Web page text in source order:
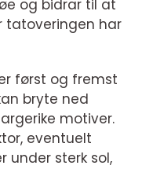
og bidrar til at
tatoveringen har
først og fremst
bryte ned
motiver.
eventuelt
under sterk sol,